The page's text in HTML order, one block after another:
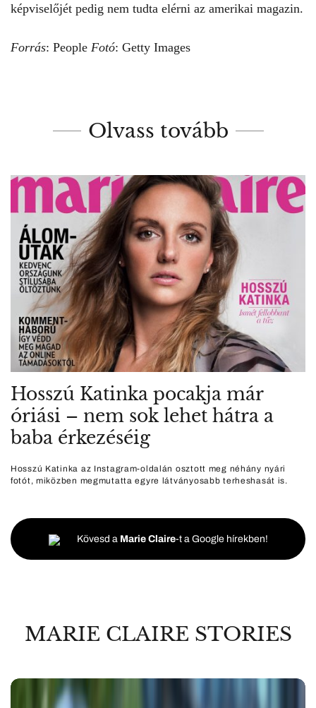
képviselőjét pedig nem tudta elérni az amerikai magazin.
Forrás: People Fotó: Getty Images
Olvass tovább
Hosszú Katinka pocakja már
óriási – nem sok lehet hátra a
baba érkezéséig
Hosszú Katinka az Instagram-oldalán osztott meg néhány nyári
fotót, miközben megmutatta egyre látványosabb terheshasát is.
Kövesd a Marie Claire-t a Google hírekben!
MARIE CLAIRE STORIES